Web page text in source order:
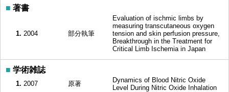
■ 著書
1. 2004 部分執筆
Evaluation of ischmic limbs by
measuring transcutaneous oxygen
tension and skin perfusion pressure,
Breakthrough in the Treatment for
Critical Limb Ischemia in Japan
■ 学術雑誌
1. 2007 原著
Dynamics of Blood Nitric Oxide
Level During Nitric Oxide Inhalation